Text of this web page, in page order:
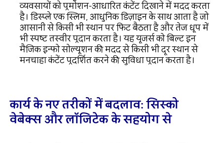
व्यवसायों को प्रमोशन-आधारित कंटेंट दिखाने में मदद करता
है। डिस्प्ले एक स्लिम, आधुनिक डिज़ाइन के साथ आता है जो
आसानी से किसी भी स्थान पर फिट बैठता है और तेज धूप में
भी स्पष्ट तस्वीर प्रदान करता है। यह यूजर्स को बिल्ट इन
मैजिक इन्फो सोल्यूशन की मदद से किसी भी दूर स्थान से
मनचाहा कंटेंट प्रदर्शित करने की सुविधा प्रदान करता है।
कार्य के नए तरीकों में बदलाव: सिस्को
वेबेक्स और लॉजिटेक के सहयोग से